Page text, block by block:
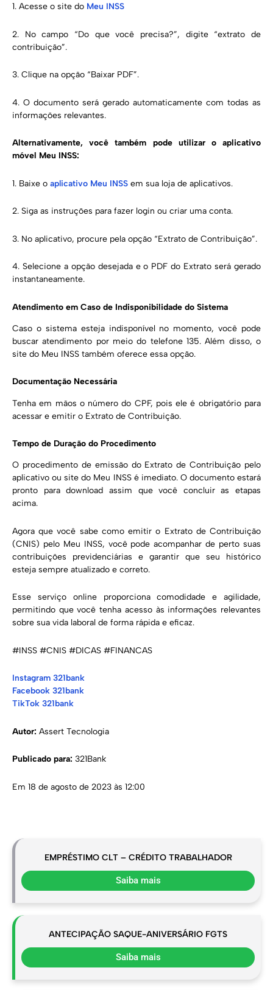
1. Acesse o site do Meu INSS
2. No campo “Do que você precisa?”, digite “extrato de
contribuição”.
3. Clique na opção “Baixar PDF”.
4. O documento será gerado automaticamente com todas as
informações relevantes.
Alternativamente, você também pode utilizar o aplicativo
móvel Meu INSS:
1. Baixe o aplicativo Meu INSS em sua loja de aplicativos.
2. Siga as instruções para fazer login ou criar uma conta.
3. No aplicativo, procure pela opção “Extrato de Contribuição”.
4. Selecione a opção desejada e o PDF do Extrato será gerado
instantaneamente.
Atendimento em Caso de Indisponibilidade do Sistema
Caso o sistema esteja indisponível no momento, você pode
buscar atendimento por meio do telefone 135. Além disso, o
site do Meu INSS também oferece essa opção.
Documentação Necessária
Tenha em mãos o número do CPF, pois ele é obrigatório para
acessar e emitir o Extrato de Contribuição.
Tempo de Duração do Procedimento
O procedimento de emissão do Extrato de Contribuição pelo
aplicativo ou site do Meu INSS é imediato. O documento estará
pronto para download assim que você concluir as etapas
acima.
Agora que você sabe como emitir o Extrato de Contribuição
(CNIS) pelo Meu INSS, você pode acompanhar de perto suas
contribuições previdenciárias e garantir que seu histórico
esteja sempre atualizado e correto.
Esse serviço online proporciona comodidade e agilidade,
permitindo que você tenha acesso às informações relevantes
sobre sua vida laboral de forma rápida e eficaz.
#INSS #CNIS #DICAS #FINANCAS
Instagram 321bank
Facebook 321bank
TikTok 321bank
Autor: Assert Tecnologia
Publicado para: 321Bank
Em 18 de agosto de 2023 às 12:00
EMPRÉSTIMO CLT – CRÉDITO TRABALHADOR
Saiba mais
ANTECIPAÇÃO SAQUE-ANIVERSÁRIO FGTS
Saiba mais